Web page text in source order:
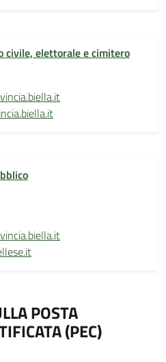
civile, elettorale e cimitero
POSTA
(PEC)